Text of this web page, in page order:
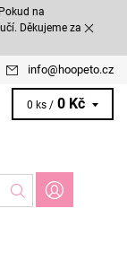
na
Děkujeme za
info@ hoopeto.cz
0 ks / 0 Kč